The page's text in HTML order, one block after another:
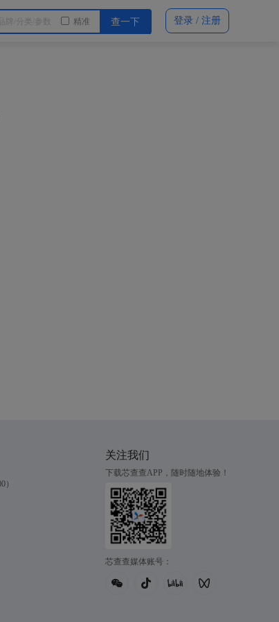
精准 查一下 登录 / 注册
关注我们
下载芯查查APP，随时随地体验！
芯查查媒体账号：